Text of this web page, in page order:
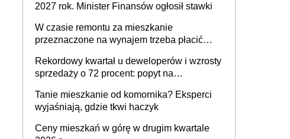
2027 rok. Minister Finansów ogłosił stawki
W czasie remontu za mieszkanie
przeznaczone na wynajem trzeba płacić
realizuje w nim potrzeb mieszkaniowych
Rekordowy kwartał u deweloperów i wzrosty
sprzedaży o 72 procent: popyt na
Tanie mieszkanie od komornika? Eksperci
wyjaśniają, gdzie tkwi haczyk
Ceny mieszkań w górę w drugim kwartale